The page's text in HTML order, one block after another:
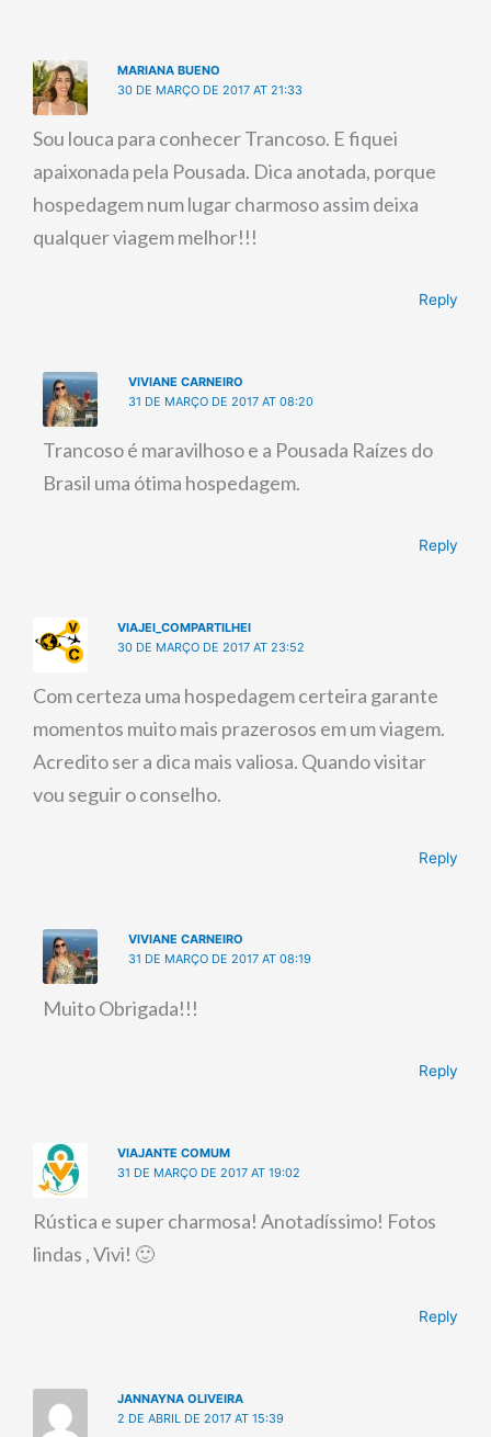
MARIANA BUENO
30 DE MARÇO DE 2017 AT 21:33
Sou louca para conhecer Trancoso. E fiquei
apaixonada pela Pousada. Dica anotada, porque
hospedagem num lugar charmoso assim deixa
qualquer viagem melhor!!!
Reply
VIVIANE CARNEIRO
31 DE MARÇO DE 2017 AT 08:20
Trancoso é maravilhoso e a Pousada Raízes do
Brasil uma ótima hospedagem.
Reply
VIAJEI_COMPARTILHEI
30 DE MARÇO DE 2017 AT 23:52
Com certeza uma hospedagem certeira garante
momentos muito mais prazerosos em um viagem.
Acredito ser a dica mais valiosa. Quando visitar
vou seguir o conselho.
Reply
VIVIANE CARNEIRO
31 DE MARÇO DE 2017 AT 08:19
Muito Obrigada!!!
Reply
VIAJANTE COMUM
31 DE MARÇO DE 2017 AT 19:02
Rústica e super charmosa! Anotadíssimo! Fotos
lindas , Vivi! 🙂
Reply
JANNAYNA OLIVEIRA
2 DE ABRIL DE 2017 AT 15:39